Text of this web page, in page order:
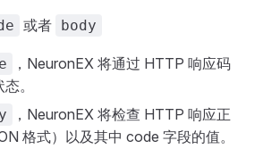
或者 body
，NeuronEX 将通过 HTTP 响应码
。
，NeuronEX 将检查 HTTP 响应正
格式）以及其中 code 字段的值。